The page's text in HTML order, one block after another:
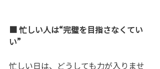
■ 忙しい人は“完璧を目指さなくてい
い”
忙しい日は、どうしても力が入りませ